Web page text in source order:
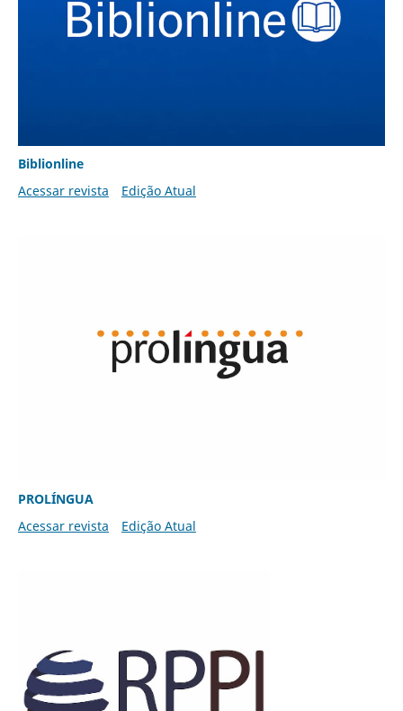
Biblionline
Acessar revista
Edição Atual
PROLÍNGUA
Acessar revista
Edição Atual